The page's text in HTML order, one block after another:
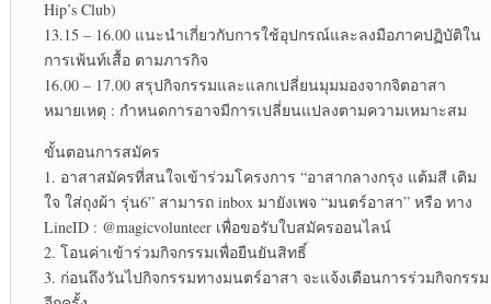
Hip’s Club)
13.15 – 16.00 แนะนำเกี่ยวกับการใช้อุปกรณ์และลงมือภาคปฏิบัติใน
การเพ้นท์เสื้อ ตามภารกิจ
16.00 – 17.00 สรุปกิจกรรมและแลกเปลี่ยนมุมมองจากจิตอาสา
หมายเหตุ : กำหนดการอาจมีการเปลี่ยนแปลงตามความเหมาะสม
ขั้นตอนการสมัคร
1. อาสาสมัครที่สนใจเข้าร่วมโครงการ “อาสากลางกรุง แต้มสี เติม
ใจ ใส่ถุงผ้า รุ่น6” สามารถ inbox มายังเพจ “มนตร์อาสา” หรือ ทาง
LineID : @magicvolunteer เพื่อขอรับใบสมัครออนไลน์
2. โอนค่าเข้าร่วมกิจกรรมเพื่อยืนยันสิทธิ์
3. ก่อนถึงวันไปกิจกรรมทางมนตร์อาสา จะแจ้งเตือนการร่วมกิจกรรม